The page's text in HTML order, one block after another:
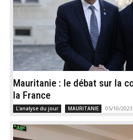
Mauritanie : le débat sur la
la France
L'analyse du jour MAURITANIE 05/10/2023